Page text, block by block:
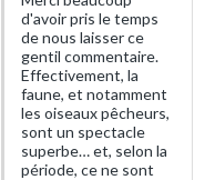
d'avoir pris le temps
de nous laisser ce
gentil commentaire.
Effectivement, la
faune, et notamment
les oiseaux pêcheurs,
sont un spectacle
superbe… et, selon la
période, ce ne sont